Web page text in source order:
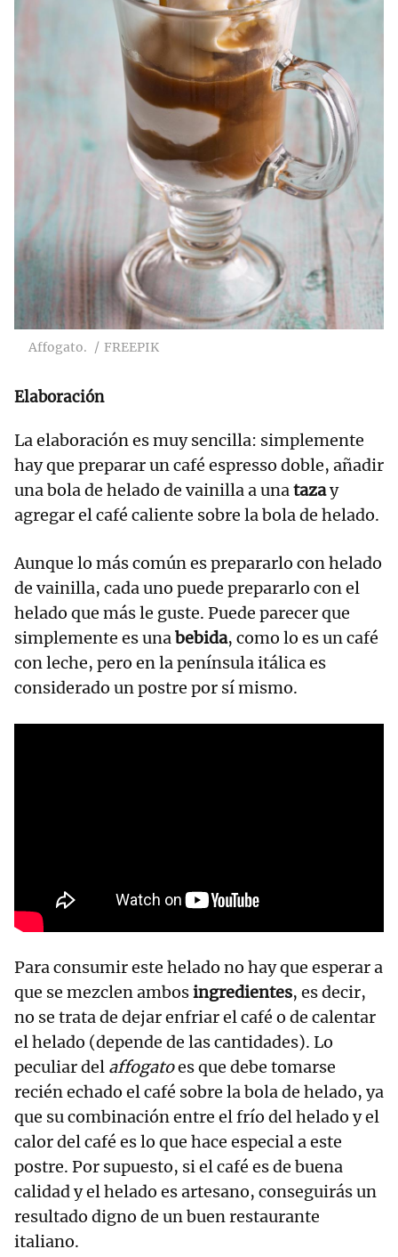
Affogato. FREEPIK
Elaboración
La elaboración es muy sencilla: simplemente
hay que preparar un café espresso doble, añadir
una bola de helado de vainilla a unatazay
agregar el café caliente sobre la bola de helado.
Aunque lo más común es prepararlo con helado
de vainilla, cada uno puede prepararlo con el
helado que más le guste. Puede parecer que
simplemente es unabebida, como lo es un café
con leche, pero en la península itálica es
considerado un postre por sí mismo.
Para consumir este helado no hay que esperar a
que se mezclen ambosingredientes, es decir,
no se trata de dejar enfriar el café o de calentar
el helado (depende de las cantidades). Lo
peculiar del affogatoes que debe tomarse
recién echado el café sobre la bola de helado, ya
que su combinación entre el frío del helado y el
calor del café es lo que hace especial a este
postre. Por supuesto, si el café es de buena
calidad y el helado es artesano, conseguirás un
resultado digno de un buen restaurante
italiano.